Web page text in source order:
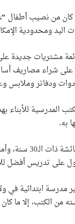
كان من نصيب أطفال “
ومحدودية
مشتريات جديدة
على شراء مصاريف
ودفاتر وملابس
المدرسية للأبناء
به.
ويبدو أن
على تدريس أفضل
مدرسة ابتدائية في
من الكتب، إلا ما